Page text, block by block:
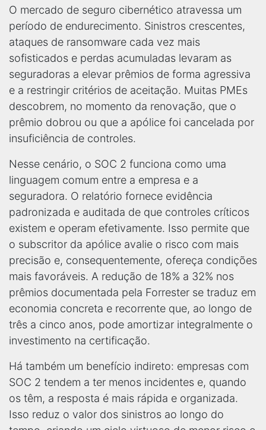
O mercado de seguro cibernético atravessa um
período de endurecimento. Sinistros crescentes,
ataques de ransomware cada vez mais
sofisticados e perdas acumuladas levaram as
seguradoras a elevar prêmios de forma agressiva
e a restringir critérios de aceitação. Muitas PMEs
descobrem, no momento da renovação, que o
prêmio dobrou ou que a apólice foi cancelada por
insuficiência de controles.
Nesse cenário, o SOC 2 funciona como uma
linguagem comum entre a empresa e a
seguradora. O relatório fornece evidência
padronizada e auditada de que controles críticos
existem e operam efetivamente. Isso permite que
o subscritor da apólice avalie o risco com mais
precisão e, consequentemente, ofereça condições
mais favoráveis. A redução de 18% a 32% nos
prêmios documentada pela Forrester se traduz em
economia concreta e recorrente que, ao longo de
três a cinco anos, pode amortizar integralmente o
investimento na certificação.
Há também um benefício indireto: empresas com
SOC 2 tendem a ter menos incidentes e, quando
os têm, a resposta é mais rápida e organizada.
Isso reduz o valor dos sinistros ao longo do